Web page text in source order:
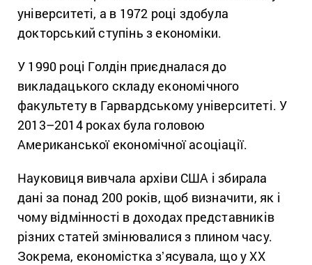
університеті, а в 1972 році здобула
докторський ступінь з економіки.
У 1990 році Голдін приєдналася до
викладацького складу економічного
факультету в Гарвардському університеті. У
2013–2014 роках була головою
Американської економічної асоціації.
Науковиця вивчала архіви США і збирала
дані за понад 200 років, щоб визначити, як і
чому відмінності в доходах представників
різних статей змінювалися з плином часу.
Зокрема, економістка зʼясувала, що у XX